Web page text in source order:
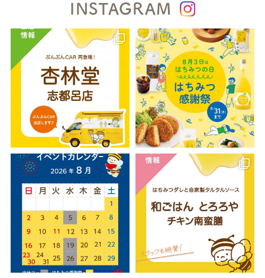
INSTAGRAM